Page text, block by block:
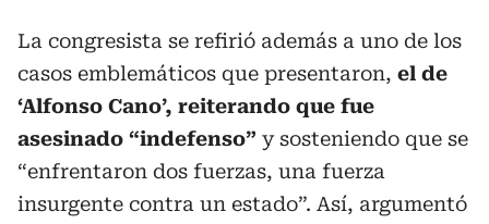
La congresista se refirió además a uno de los
casos emblemáticos que presentaron, el de
‘Alfonso Cano’, reiterando que fue
asesinado “indefenso” y sosteniendo que se
“enfrentaron dos fuerzas, una fuerza
insurgente contra un estado”. Así, argumentó